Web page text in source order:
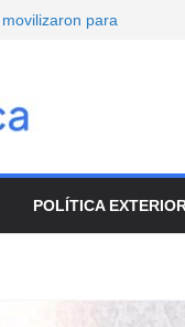
para
turistas y el
y el salario
a
POLÍTICA